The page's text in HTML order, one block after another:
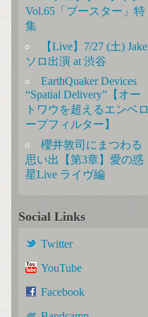
Vol.65「ブースター」特
集
【Live】7/27 (土) Jake
ソロ出演 at 渋谷
EarthQuaker Devices
“Spatial Delivery”【オー
トワウを超えるエンベロ
ープフィルター】
櫻井敦司にまつわる
思い出【第3章】愛の惑
星Live ライヴ編
Social Links
Twitter
YouTube
Facebook